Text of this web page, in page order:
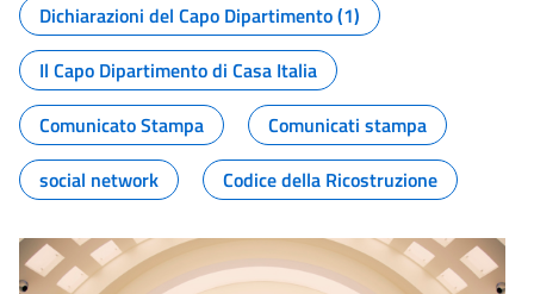
Dichiarazioni del Capo Dipartimento (1)
Il Capo Dipartimento di Casa Italia
Comunicato Stampa
Comunicati stampa
social network
Codice della Ricostruzione